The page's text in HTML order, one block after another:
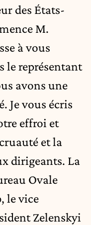
des États-
M.
à vous
le représentant
avons une
Je vous écris
effroi et
et la
dirigeants. La
Ovale
le vice
Zelenskyi